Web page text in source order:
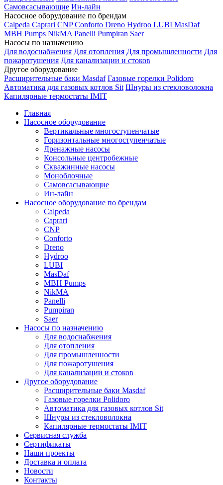
Самовсасывающие Ин-лайн
Насосное оборудование по брендам
Calpeda Caprari CNP Conforto Dreno Hydroo LUBI MasDaf
MBH Pumps NikMA Panelli Pumpiran Saer
Насосы по назначению
Для водоснабжения Для отопления Для промышленности Для
пожаротушения Для канализации и стоков
Другое оборудование
Расширительные баки Masdaf Газовые горелки Polidoro
Автоматика для газовых котлов Sit Шнуры из стекловолокна
Капилярные термостаты IMIT
Главная
Насосное оборудование
Вертикальные многоступенчатые
Горизонтальные многоступенчатые
Дренажные насосы
Консольные центробежные
Скважинные насосы
Моноблочные
Самовсасывающие
Ин-лайн
Насосное оборудование по брендам
Calpeda
Caprari
CNP
Conforto
Dreno
Hydroo
LUBI
MasDaf
MBH Pumps
NikMA
Panelli
Pumpiran
Saer
Насосы по назначению
Для водоснабжения
Для отопления
Для промышленности
Для пожаротушения
Для канализации и стоков
Другое оборудование
Расширительные баки Masdaf
Газовые горелки Polidoro
Автоматика для газовых котлов Sit
Шнуры из стекловолокна
Капилярные термостаты IMIT
Сервисная служба
Сертификаты
Наши проекты
Доставка и оплата
Новости
Контакты